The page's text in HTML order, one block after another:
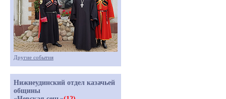
Другие события
Нижнеудинский отдел казачьей
общины